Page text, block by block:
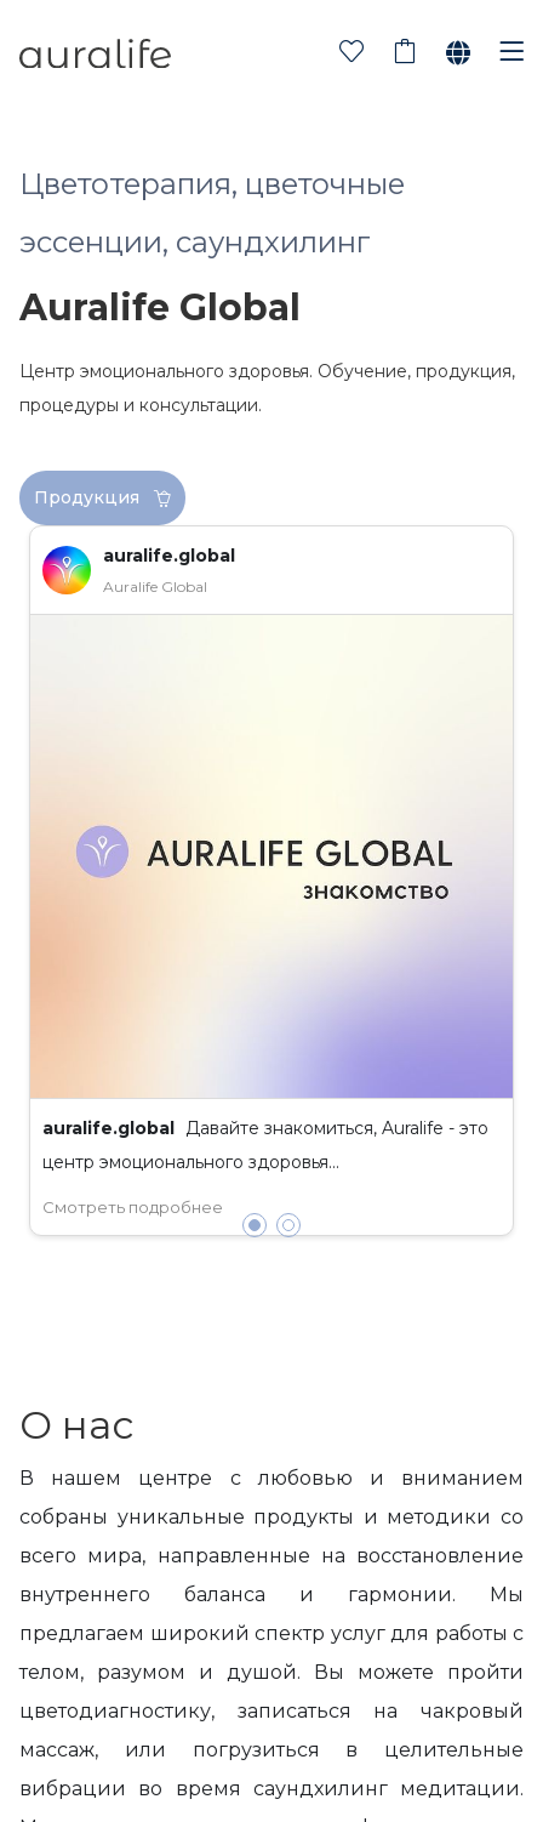
Цветотерапия, цветочные
эссенции, саундхилинг
Auralife Global
Центр эмоционального здоровья. Обучение, продукция,
процедуры и консультации.
Продукция
auralife.global
Auralife Global
auralife.global Давайте знакомиться, Auralife - это
центр эмоционального здоровья...
Смотреть подробнее
О нас
В нашем центре с любовью и вниманием
собраны уникальные продукты и методики со
всего мира, направленные на восстановление
внутреннего баланса и гармонии. Мы
предлагаем широкий спектр услуг для работы с
телом, разумом и душой. Вы можете пройти
цветодиагностику, записаться на чакровый
массаж, или погрузиться в целительные
вибрации во время саундхилинг медитации.